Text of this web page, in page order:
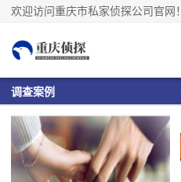
欢迎访问重庆市私家侦探公司官网！
调查案例